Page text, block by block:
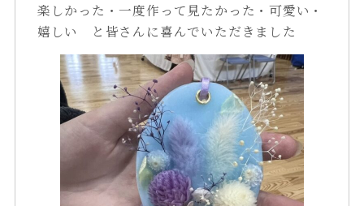
楽しかった・一度作って見たかった・可愛い・
嬉しい と皆さんに喜んでいただきました